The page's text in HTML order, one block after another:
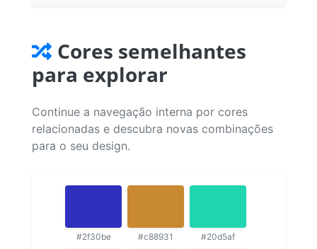
Cores semelhantes
para explorar
Continue a navegação interna por cores
relacionadas e descubra novas combinações
para o seu design.
#2f30be #c88931 #20d5af